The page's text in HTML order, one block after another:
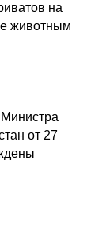
на
животным
от 27